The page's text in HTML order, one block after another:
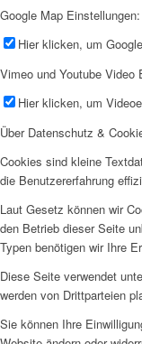
Google Map Einstellungen:
Hier klicken, um
Vimeo und Youtube Video
Hier klicken, um
Über Datenschutz &
Cookies sind kleine
die Benutzererfahrung
Laut Gesetz können wir
den Betrieb dieser Seite
Typen benötigen wir Ihre
Diese Seite verwendet
werden von Drittparteien
Sie können Ihre